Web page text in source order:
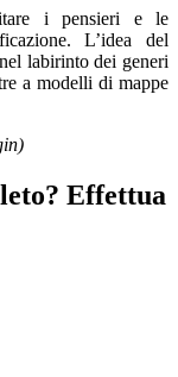
i pensieri e le
L’idea del
labirinto dei generi
a modelli di mappe
Effettua